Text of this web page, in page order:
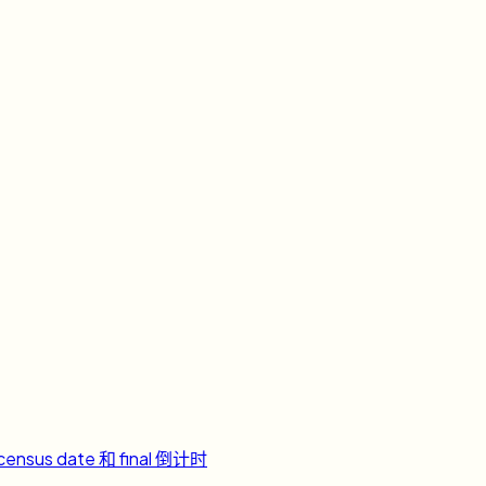
date 和 final 倒计时